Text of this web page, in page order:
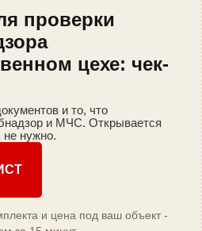
проверки
цехе: чек-
и то, что
и МЧС. Открывается
не нужно.
и цена под ваш объект -